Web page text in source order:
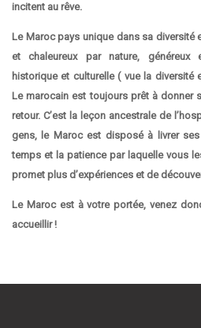
incitent au rêve.
Le Maroc pays unique dans sa diversité
et chaleureux par nature, généreux
historique et culturelle ( vue la
Le marocain est toujours prêt à donner
retour. C’est la leçon ancestrale de
gens, le Maroc est disposé à livrer
temps et la patience par laquelle vous
promet plus d’expériences et de
Le Maroc est à votre portée, venez
accueillir !